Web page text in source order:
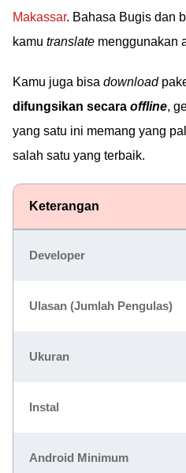
Makassar. Bahasa Bugis dan
kamu translate menggunakan
Kamu juga bisa download
difungsikan secara offline,
yang satu ini memang yang
salah satu yang terbaik.
Keterangan
Developer
Ulasan (Jumlah Pengulas)
Ukuran
Instal
Android Minimum